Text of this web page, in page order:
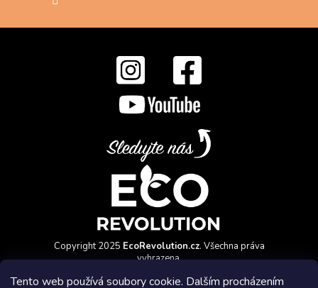
Tento web používá soubory cookie. Dalším procházením
Copyright 2025 EcoRevolution.cz. Všechna práva
vyhrazena.